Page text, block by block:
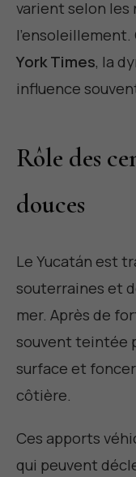
varient selon
l'ensoleillement.
York Times, la
influence
Rôle des
douces
Le Yucatán est
souterraines et
mer. Après de
souvent teintée
surface et
côtière.
Ces apports
qui peuvent